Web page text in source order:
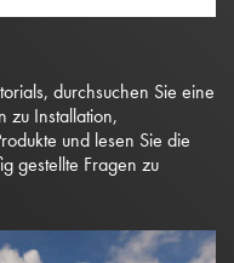
durchsuchen Sie eine
zu Installation,
und lesen Sie die
gestellte Fragen zu